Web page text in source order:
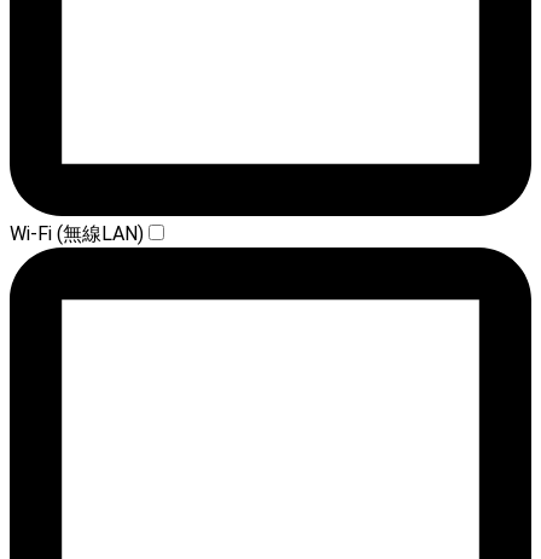
Wi-Fi (無線LAN)